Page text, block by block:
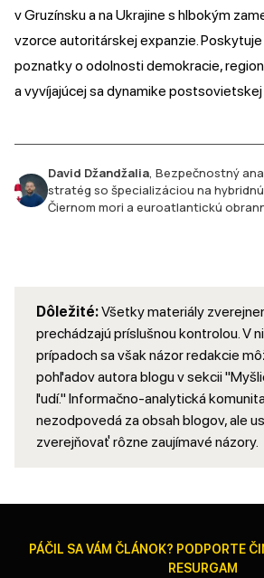
v Gruzínsku a na Ukrajine s hlbokým
vzorce autoritárskej expanzie.
poznatky o odolnosti demokracie,
a vyvíjajúcej sa dynamike
David Džandžalia, Bezpečnostný
stratég so špecializáciou na
Čiernom mori a euroatlantickú
Dôležité:Všetky materiály
prechádzajú príslušnou kontrolou. V
prípadoch sa však názor redakcie
pohľadov autora blogu v sekcii
ľudí." Informačno-analytická
nezodpovedá za obsah blogov, ale
zverejňovať rôzne zaujímavé názory.
PÁČIL SA VÁM ČLÁNOK? PODPORTE
RESURGAM